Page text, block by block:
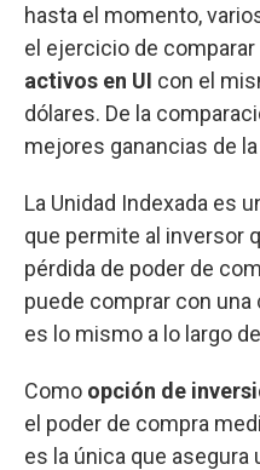
hasta el momento,
el ejercicio de comparar
activos en UI con el
dólares. De la
mejores ganancias de
La Unidad Indexada es
que permite al inversor
pérdida de poder de
puede comprar con
es lo mismo a lo largo
Como opción de
el poder de compra
es la única que asegura